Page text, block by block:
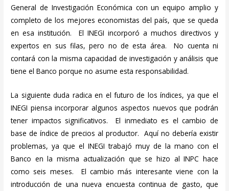
General de Investigación Económica con un equipo amplio y
completo de los mejores economistas del país, que se queda
en esa institución. El INEGI incorporó a muchos directivos y
expertos en sus filas, pero no de esta área. No cuenta ni
contará con la misma capacidad de investigación y análisis que
tiene el Banco porque no asume esta responsabilidad.
La siguiente duda radica en el futuro de los índices, ya que el
INEGI piensa incorporar algunos aspectos nuevos que podrán
tener impactos significativos. El inmediato es el cambio de
base de índice de precios al productor. Aquí no debería existir
problemas, ya que el INEGI trabajó muy de la mano con el
Banco en la misma actualización que se hizo al INPC hace
como seis meses. El cambio más interesante viene con la
introducción de una nueva encuesta continua de gasto, que